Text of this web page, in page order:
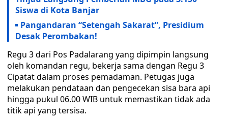
Siswa di Kota Banjar
Pangandaran “Setengah Sakarat”, Presidium
Desak Perombakan!
Regu 3 dari Pos Padalarang yang dipimpin langsung
oleh komandan regu, bekerja sama dengan Regu 3
Cipatat dalam proses pemadaman. Petugas juga
melakukan pendataan dan pengecekan sisa bara api
hingga pukul 06.00 WIB untuk memastikan tidak ada
titik api yang tersisa.